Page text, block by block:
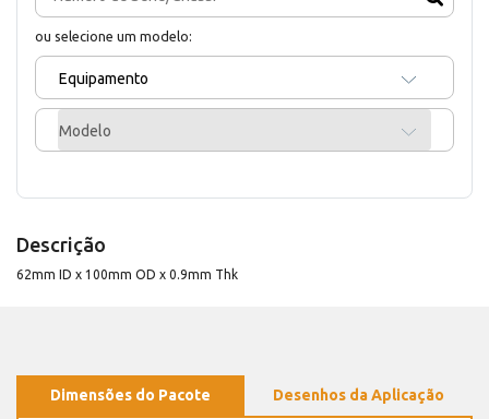
ou selecione um modelo:
Equipamento
Modelo
Descrição
62mm ID x 100mm OD x 0.9mm Thk
Dimensões do Pacote Desenhos da Aplicação